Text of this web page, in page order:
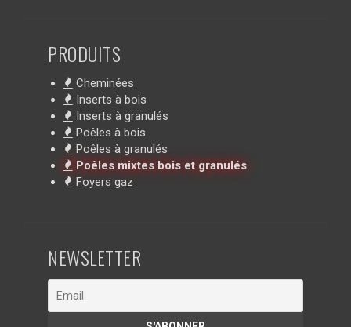
PRODUITS
Cheminées
Inserts à bois
Inserts à granulés
Poêles à bois
Poêles à granulés
Poêles mixtes bois et granulés
Foyers gaz
NEWSLETTER